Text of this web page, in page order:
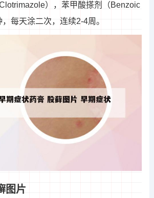
），苯甲酸搽剂（Benzoic
每天涂二次，连续2-4周。
图片